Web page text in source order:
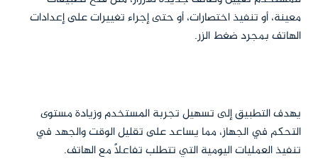
معينة، أو تنفيذ اختصارات، أو حتى إجراء تغييرات على إعدادات
الهاتف بمجرد ضغط الزر.
يهدف التطبيق إلى تسهيل تجربة المستخدم وزيادة مستوى
التحكم في الجهاز، مما يساعد على تقليل الوقت والجهد في
تنفيذ العمليات اليومية التي تتطلب تفاعلًا مع الهاتف.